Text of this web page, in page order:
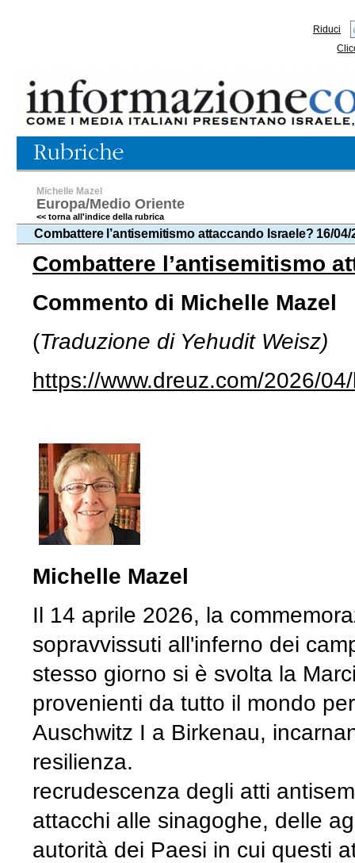
Riduci
Michelle Mazel
Europa/Medio Oriente
<< torna all'indice della rubrica
Combattere l’antisemitismo attaccando Israele? 16/04/
Combattere l’antisemitismo
Commento di Michelle Mazel
(Traduzione di Yehudit Weisz)
https://www.dreuz.com/2026/
Michelle Mazel
Il 14 aprile 2026, la
sopravvissuti all'inferno dei
stesso giorno si è svolta la
provenienti da tutto il mondo
Auschwitz I a Birkenau,
resilienza.
recrudescenza degli atti
attacchi alle sinagoghe, delle
autorità dei Paesi in cui questi